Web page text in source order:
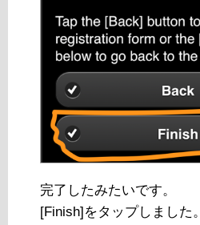
完了したみたいです。
[Finish]をタップしました。